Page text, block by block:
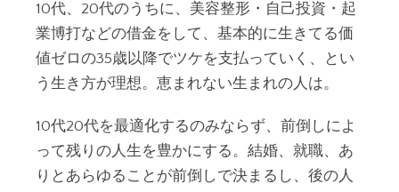
10代、20代のうちに、美容整形・自己投資・起
業博打などの借金をして、基本的に生きてる価
値ゼロの35歳以降でツケを支払っていく、とい
う生き方が理想。恵まれない生まれの人は。
10代20代を最適化するのみならず、前倒しによ
って残りの人生を豊かにする。結婚、就職、あ
りとあらゆることが前倒しで決まるし、後の人